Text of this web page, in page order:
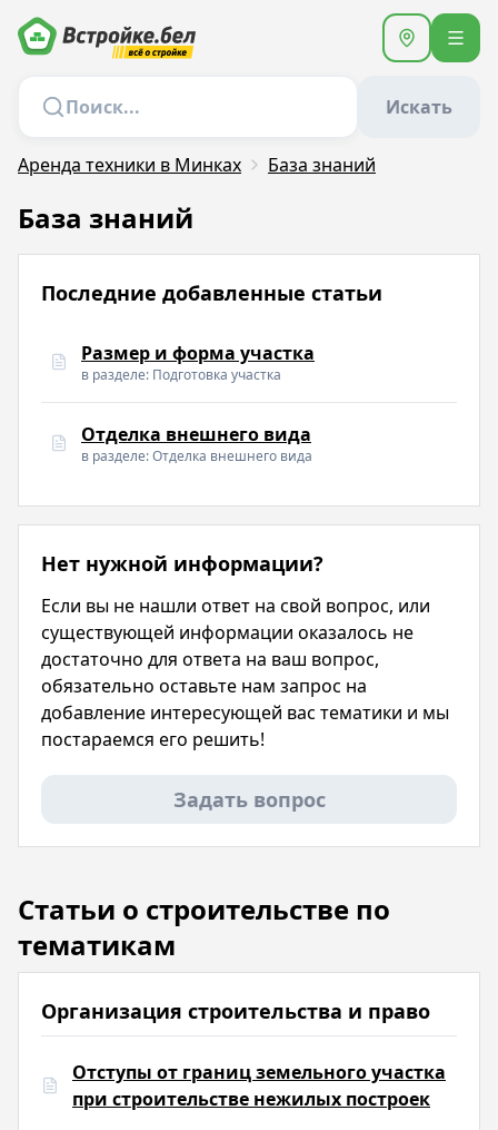
Искать
Аренда техники в Минках База знаний
База знаний
Последние добавленные статьи
Размер и форма участка
в разделе: Подготовка участка
Отделка внешнего вида
в разделе: Отделка внешнего вида
Нет нужной информации?
Если вы не нашли ответ на свой вопрос, или
существующей информации оказалось не
достаточно для ответа на ваш вопрос,
обязательно оставьте нам запрос на
добавление интересующей вас тематики и мы
постараемся его решить!
Задать вопрос
Статьи о строительстве по
тематикам
Организация строительства и право
Отступы от границ земельного участка
при строительстве нежилых построек